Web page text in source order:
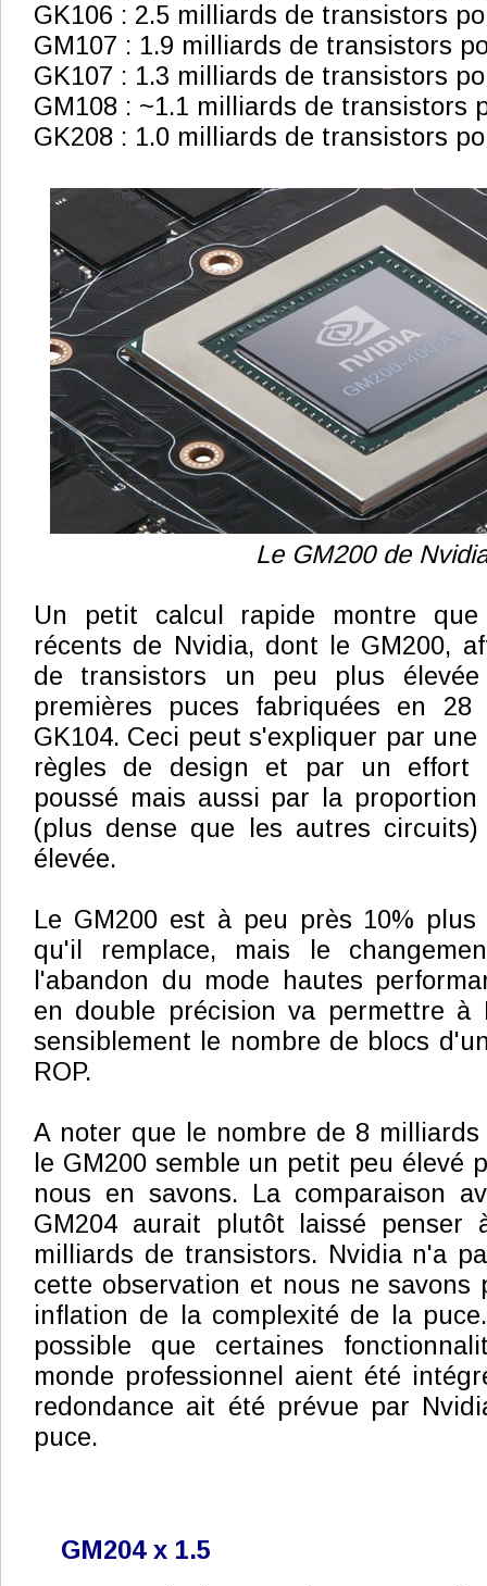
GK106 : 2.5 milliards de transistors
GM107 : 1.9 milliards de transistors
GK107 : 1.3 milliards de transistors
GM108 : ~1.1 milliards de transistors
GK208 : 1.0 milliards de transistors
Le GM200 de
Un petit calcul rapide montre
récents de Nvidia, dont le GM200,
de transistors un peu plus
premières puces fabriquées en
GK104. Ceci peut s'expliquer par
règles de design et par un effort
poussé mais aussi par la proportion
(plus dense que les autres
élevée.
Le GM200 est à peu près 10%
qu'il remplace, mais le
l'abandon du mode hautes
en double précision va permettre à
sensiblement le nombre de blocs
ROP.
A noter que le nombre de 8
le GM200 semble un petit peu élevé
nous en savons. La comparaison
GM204 aurait plutôt laissé penser
milliards de transistors. Nvidia n'a
cette observation et nous ne savons
inflation de la complexité de la
possible que certaines
monde professionnel aient été
redondance ait été prévue par
puce.
GM204 x 1.5